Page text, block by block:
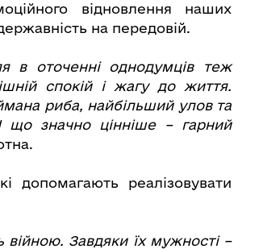
відновлення наших
на передовій.
в оточенні однодумців теж
спокій і жагу до життя.
риба, найбільший улов та
що значно цінніше – гарний
допомагають реалізовувати
Завдяки їх мужності –